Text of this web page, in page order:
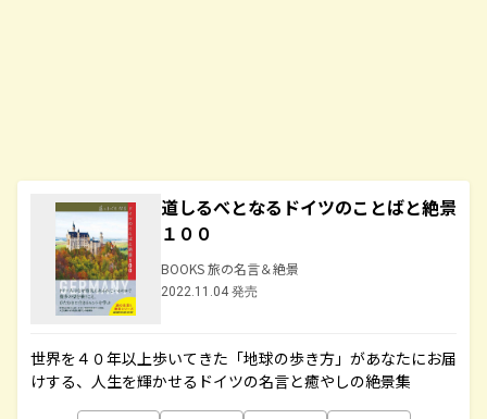
道しるべとなるドイツのことばと絶景
１００
BOOKS 旅の名言＆絶景
2022.11.04 発売
世界を４０年以上歩いてきた「地球の歩き方」があなたにお届
けする、人生を輝かせるドイツの名言と癒やしの絶景集